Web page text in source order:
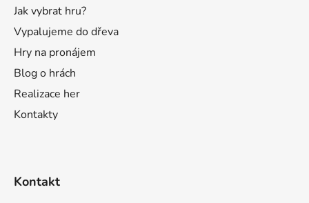
Jak vybrat hru?
Vypalujeme do dřeva
Hry na pronájem
Blog o hrách
Realizace her
Kontakty
Kontakt